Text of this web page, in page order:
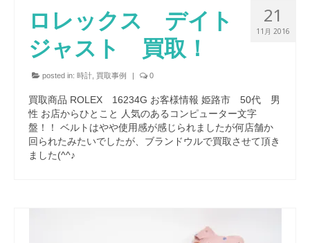
21
11月 2016
ロレックス デイト
ジャスト 買取！
posted in: 時計 買取事例 | 0
買取商品 ROLEX 16234G お客様情報 姫路市 50代 男
性 お店からひとこと 人気のあるコンピューター文字
盤！！ ベルトはやや使用感が感じられましたが何店舗か
回られたみたいでしたが、ブランドウルで買取させて頂き
ました(^^♪